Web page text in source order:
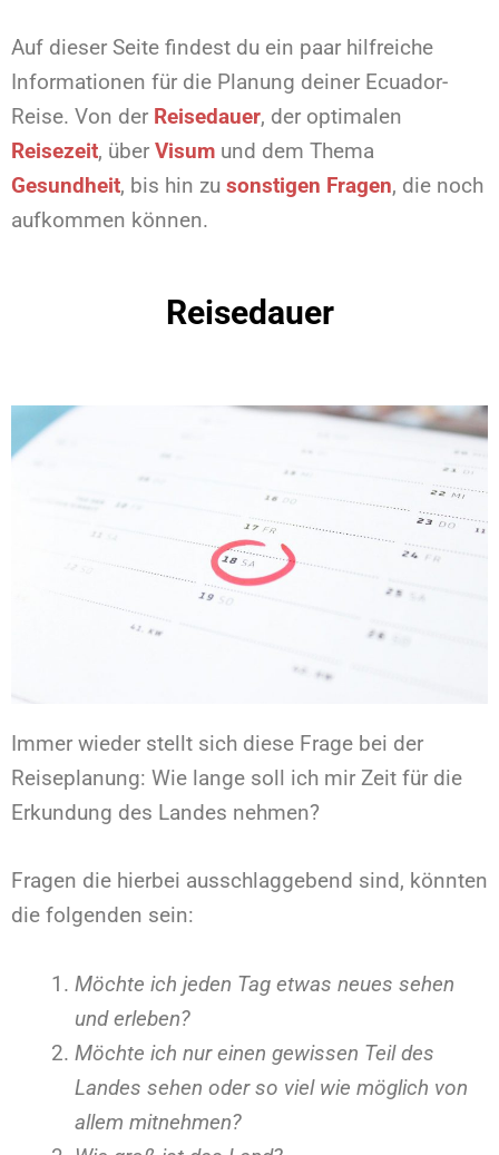
Auf dieser Seite findest du ein paar hilfreiche
Informationen für die Planung deiner Ecuador-
Reise. Von der Reisedauer, der optimalen
Reisezeit, über Visum und dem Thema
Gesundheit, bis hin zu sonstigen Fragen, die noch
aufkommen können.
Reisedauer
Immer wieder stellt sich diese Frage bei der
Reiseplanung: Wie lange soll ich mir Zeit für die
Erkundung des Landes nehmen?
Fragen die hierbei ausschlaggebend sind, könnten
die folgenden sein:
Möchte ich jeden Tag etwas neues sehen
und erleben?
Möchte ich nur einen gewissen Teil des
Landes sehen oder so viel wie möglich von
allem mitnehmen?